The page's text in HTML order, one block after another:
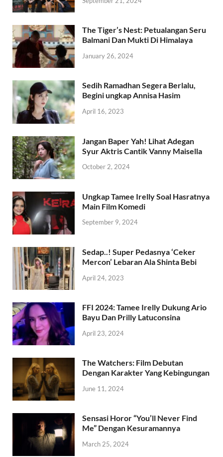
The Tiger’s Nest: Petualangan Seru
Balmani Dan Mukti Di Himalaya
January 26, 2024
Sedih Ramadhan Segera Berlalu,
Begini ungkap Annisa Hasim
April 16, 2023
Jangan Baper Yah! Lihat Adegan
Syur Aktris Cantik Vanny Maisella
October 2, 2024
Ungkap Tamee Irelly Soal Hasratnya
Main Film Komedi
September 9, 2024
Sedap..! Super Pedasnya ‘Ceker
Mercon’ Lebaran Ala Shinta Bebi
April 24, 2023
FFI 2024: Tamee Irelly Dukung Ario
Bayu Dan Prilly Latuconsina
April 23, 2024
The Watchers: Film Debutan
Dengan Karakter Yang Kebingungan
June 11, 2024
Sensasi Horor “You’ll Never Find
Me” Dengan Kesuramannya
March 25, 2024